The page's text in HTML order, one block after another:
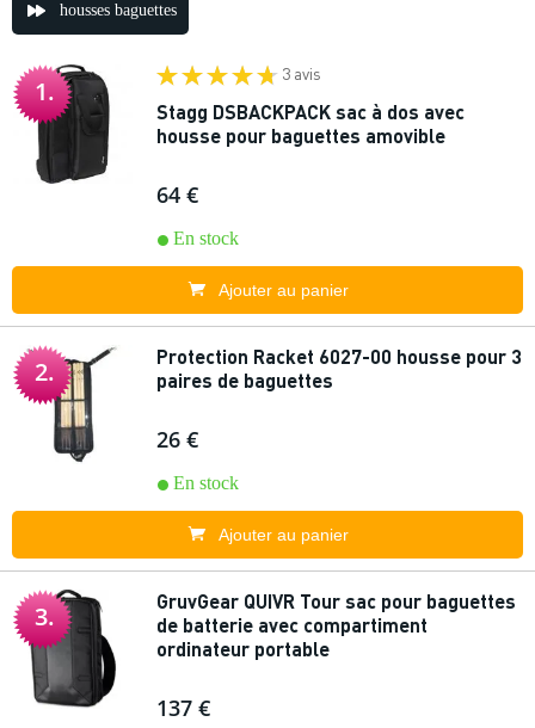
housses baguettes
1.
3 avis
Stagg DSBACKPACK sac à dos avec
housse pour baguettes amovible
64 €
En stock
Ajouter au panier
2.
Protection Racket 6027-00 housse pour 3
paires de baguettes
26 €
En stock
Ajouter au panier
3.
GruvGear QUIVR Tour sac pour baguettes
de batterie avec compartiment
ordinateur portable
137 €